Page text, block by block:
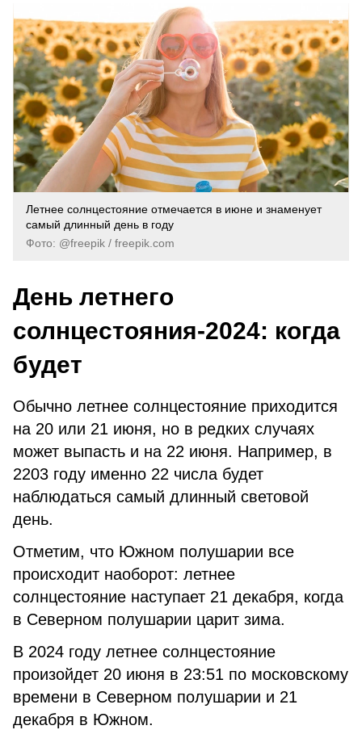
Летнее солнцестояние отмечается в июне и знаменует
самый длинный день в году
Фото: @freepik / freepik.com
День летнего
солнцестояния-2024: когда
будет
Обычно летнее солнцестояние приходится
на 20 или 21 июня, но в редких случаях
может выпасть и на 22 июня. Например, в
2203 году именно 22 числа будет
наблюдаться самый длинный световой
день.
Отметим, что Южном полушарии все
происходит наоборот: летнее
солнцестояние наступает 21 декабря, когда
в Северном полушарии царит зима.
В 2024 году летнее солнцестояние
произойдет 20 июня в 23:51 по московскому
времени в Северном полушарии и 21
декабря в Южном.